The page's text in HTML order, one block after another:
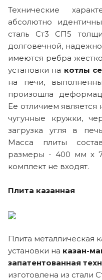
Технические
абсолютно
сталь Ст3 СП5
долговечной,
имеются ребра
установки на котлы
на печи,
произошла
Ее отличием является
чугунные кружки,
загрузка угля в
Масса плиты
размеры - 400 мм х
комплект не входят.
Плита казанная
Плита металлическая
установки на казан-
запатентованная
изготовлена из стали